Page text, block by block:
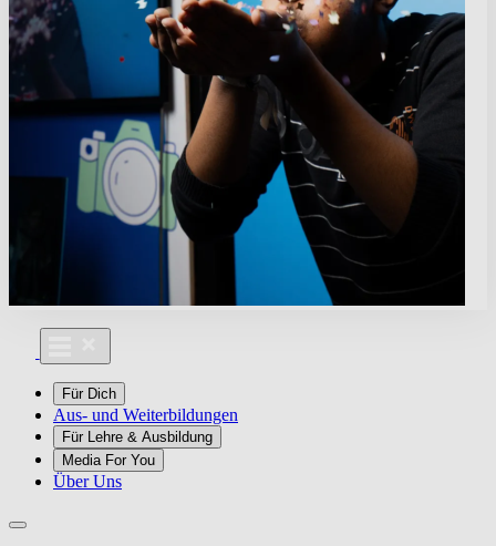
Für Dich
Aus- und Weiterbildungen
Für Lehre & Ausbildung
Media For You
Über Uns